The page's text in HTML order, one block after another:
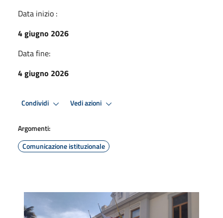
Data inizio :
4 giugno 2026
Data fine:
4 giugno 2026
Condividi Vedi azioni
Argomenti:
Comunicazione istituzionale